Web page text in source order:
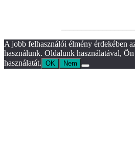
A jobb felhasználói élmény érdekében
használunk. Oldalunk használatával,
használatát. OK Nem